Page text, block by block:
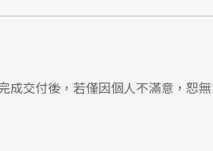
成交付後，若僅因個人不滿意，恕